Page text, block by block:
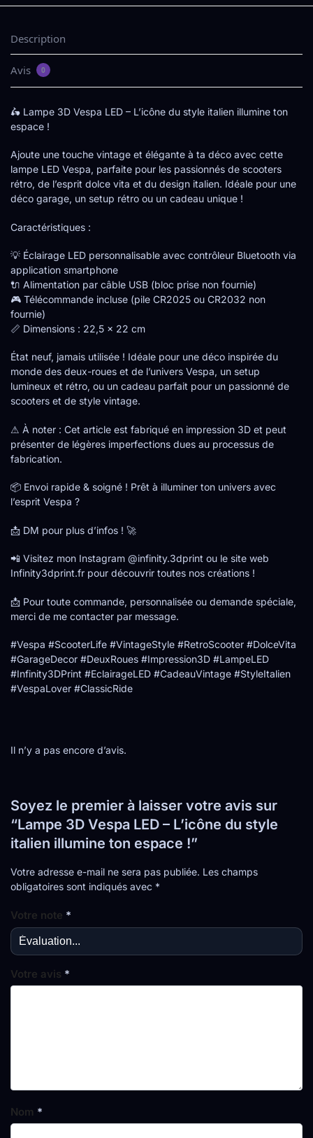
Description
Avis 0
🛵 Lampe 3D Vespa LED – L’icône du style italien illumine ton
espace !
Ajoute une touche vintage et élégante à ta déco avec cette
lampe LED Vespa, parfaite pour les passionnés de scooters
rétro, de l’esprit dolce vita et du design italien. Idéale pour une
déco garage, un setup rétro ou un cadeau unique !
Caractéristiques :
💡 Éclairage LED personnalisable avec contrôleur Bluetooth via
application smartphone
🔌 Alimentation par câble USB (bloc prise non fournie)
🎮 Télécommande incluse (pile CR2025 ou CR2032 non
fournie)
📏 Dimensions : 22,5 x 22 cm
État neuf, jamais utilisée ! Idéale pour une déco inspirée du
monde des deux-roues et de l’univers Vespa, un setup
lumineux et rétro, ou un cadeau parfait pour un passionné de
scooters et de style vintage.
⚠ À noter : Cet article est fabriqué en impression 3D et peut
présenter de légères imperfections dues au processus de
fabrication.
📦 Envoi rapide & soigné ! Prêt à illuminer ton univers avec
l’esprit Vespa ?
📩 DM pour plus d’infos ! 🚀
📲 Visitez mon Instagram @infinity.3dprint ou le site web
Infinity3dprint.fr pour découvrir toutes nos créations !
📩 Pour toute commande, personnalisée ou demande spéciale,
merci de me contacter par message.
#Vespa #ScooterLife #VintageStyle #RetroScooter #DolceVita
#GarageDecor #DeuxRoues #Impression3D #LampeLED
#Infinity3DPrint #EclairageLED #CadeauVintage #StyleItalien
#VespaLover #ClassicRide
Il n’y a pas encore d’avis.
Soyez le premier à laisser votre avis sur
“Lampe 3D Vespa LED – L’icône du style
italien illumine ton espace !”
Votre adresse e-mail ne sera pas publiée. Les champs
obligatoires sont indiqués avec *
Votre note *
Votre avis *
Nom *